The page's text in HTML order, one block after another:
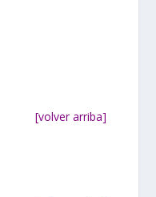
[volver arriba]